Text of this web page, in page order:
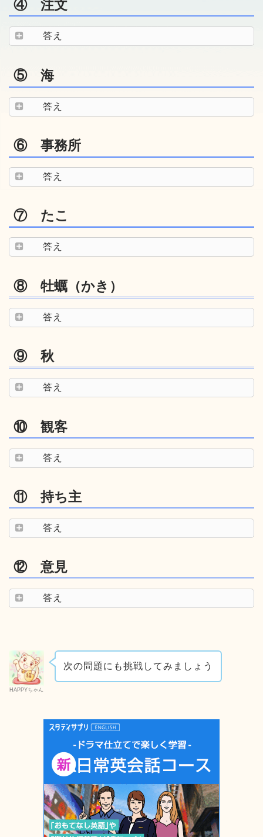
④ 注文
答え
⑤ 海
答え
⑥ 事務所
答え
⑦ たこ
答え
⑧ 牡蠣（かき）
答え
⑨ 秋
答え
⑩ 観客
答え
⑪ 持ち主
答え
⑫ 意見
答え
HAPPYちゃん
次の問題にも挑戦してみましょう